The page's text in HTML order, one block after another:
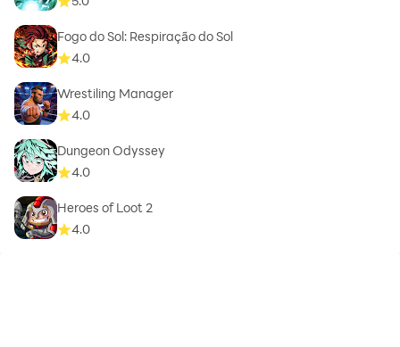
Fogo do Sol: Respiração do Sol
4.0
Wrestiling Manager
4.0
Dungeon Odyssey
4.0
Heroes of Loot 2
4.0